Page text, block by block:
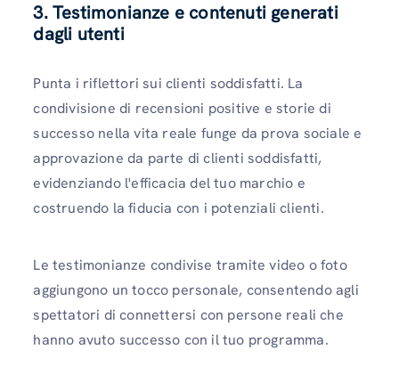
3. Testimonianze e contenuti generati
dagli utenti
Punta i riflettori sui clienti soddisfatti. La
condivisione di recensioni positive e storie di
successo nella vita reale funge da prova sociale e
approvazione da parte di clienti soddisfatti,
evidenziando l'efficacia del tuo marchio e
costruendo la fiducia con i potenziali clienti.
Le testimonianze condivise tramite video o foto
aggiungono un tocco personale, consentendo agli
spettatori di connettersi con persone reali che
hanno avuto successo con il tuo programma.